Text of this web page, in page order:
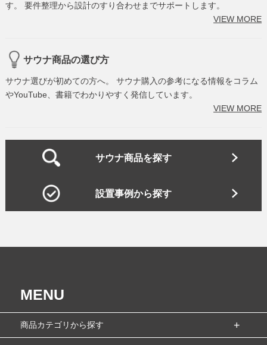
す。 要件整理から設計のすり合わせまでサポートします。
VIEW MORE
サウナ商品の選び方
サウナ選びが初めての方へ。 サウナ購入の参考になる情報をコラム
やYouTube、書籍でわかりやすく発信しています。
VIEW MORE
サウナ商品を探す
設置事例から探す
MENU
商品カテゴリから探す